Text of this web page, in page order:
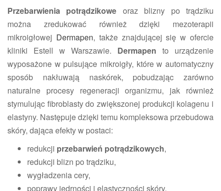
Przebarwienia potrądzikowe oraz blizny po trądziku
można zredukować również dzięki mezoterapii
mikroigłowej Dermapen, także znajdującej się w ofercie
kliniki Estell w Warszawie. Dermapen to urządzenie
wyposażone w pulsujące mikroigły, które w automatyczny
sposób nakłuwają naskórek, pobudzając zarówno
naturalne procesy regeneracji organizmu, jak również
stymulując fibroblasty do zwiększonej produkcji kolagenu i
elastyny. Następuje dzięki temu kompleksowa przebudowa
skóry, dająca efekty w postaci:
redukcji przebarwień potrądzikowych,
redukcji blizn po trądziku,
wygładzenia cery,
poprawy jędrności i elastyczności skóry,